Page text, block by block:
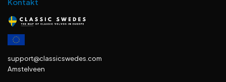
support@classicswedes.com
Amstelveen